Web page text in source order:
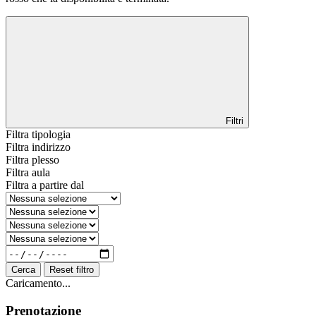
Filtri
Filtra tipologia
Filtra indirizzo
Filtra plesso
Filtra aula
Filtra a partire dal
Cerca Reset filtro
Caricamento...
Prenotazione